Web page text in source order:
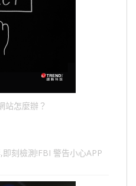
站怎麼辦？
刻檢測!FBI 警告小心APP